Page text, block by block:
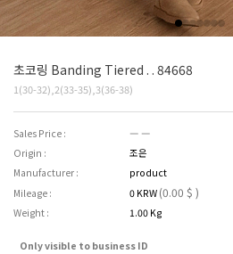
초코링 Banding Tiered . . 84668
1(30-32),2(33-35),3(36-38)
Sales Price :
― ―
Origin :
조은
Manufacturer :
product
Mileage :
0 KRW (0.00 $ )
Weight : 1.00 Kg
Only visible to business ID